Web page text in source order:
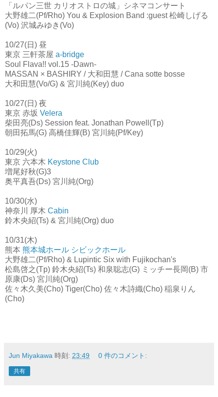
「ルパン三世 カリオストロの城」シネマコンサート
大野雄二(Pf/Rho) You & Explosion Band :guest 松崎しげる
(Vo) 沢城みゆき(Vo)
10/27(日) 昼
東京 三軒茶屋 a-bridge
Soul Flava!! vol.15 -Dawn-
MASSAN × BASHIRY / 大和田慧 / Cana sotte bosse
大和田慧(Vo/G) & 宮川純(Key) duo
10/27(日) 夜
東京 赤坂 Velera
柴田亮(Ds) Session feat. Jonathan Powell(Tp)
朝田拓馬(G) 高橋佳輝(B) 宮川純(Pf/Key)
10/29(火)
東京 六本木 Keystone Club
増尾好秋(G)3
奥平真吾(Ds) 宮川純(Org)
10/30(水)
神奈川 厚木 Cabin
鈴木央紹(Ts) & 宮川純(Org) duo
10/31(木)
熊本 熊本城ホール シビックホール
大野雄二(Pf/Rho) & Lupintic Six with Fujikochan's
松島啓之(Tp) 鈴木央紹(Ts) 和泉聡志(G) ミッチー長岡(B) 市
原康(Ds) 宮川純(Org)
佐々木久美(Cho) Tiger(Cho) 佐々木詩織(Cho) 稲泉りん
(Cho)
Jun Miyakawa 時刻: 23:49 0 件のコメント:
共有